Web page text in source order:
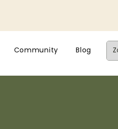
Community Blog